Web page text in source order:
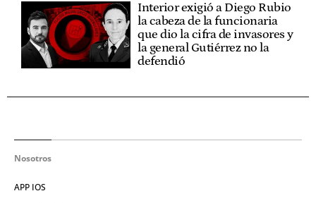
Interior exigió a Diego Rubio
la cabeza de la funcionaria
que dio la cifra de invasores y
la general Gutiérrez no la
defendió
Nosotros
APP IOS